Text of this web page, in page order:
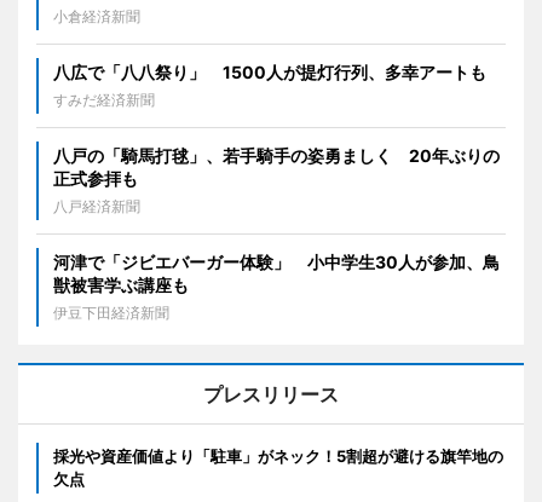
小倉経済新聞
八広で「八八祭り」 1500人が提灯行列、多幸アートも
すみだ経済新聞
八戸の「騎馬打毬」、若手騎手の姿勇ましく 20年ぶりの
正式参拝も
八戸経済新聞
河津で「ジビエバーガー体験」 小中学生30人が参加、鳥
獣被害学ぶ講座も
伊豆下田経済新聞
プレスリリース
採光や資産価値より「駐車」がネック！5割超が避ける旗竿地の
欠点